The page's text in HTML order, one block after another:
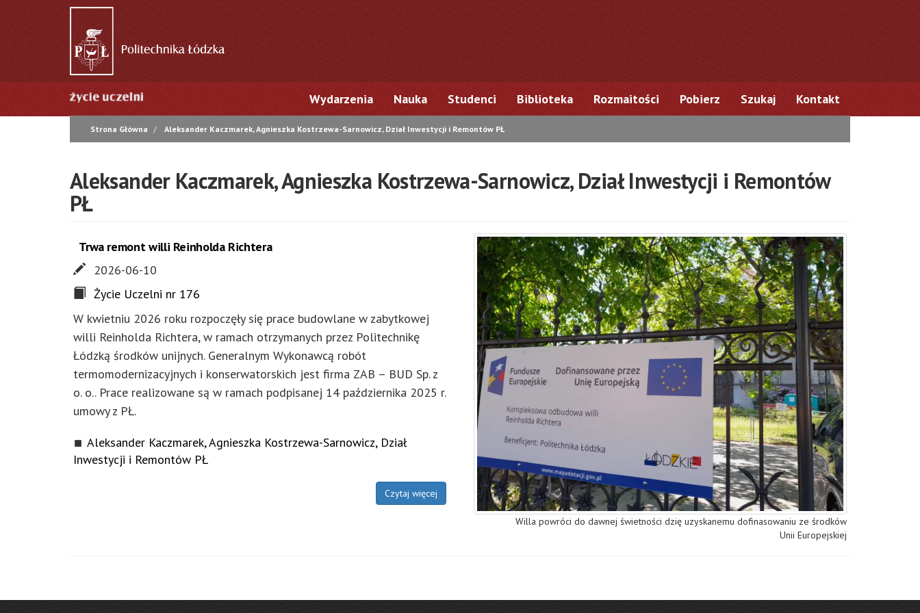
Główna
nawigacja
Wydarzenia Nauka Studenci Biblioteka Rozmaitości Pobierz Szukaj Kontakt
Strona Główna Aleksander Kaczmarek, Agnieszka Kostrzewa-Sarnowicz, Dział Inwestycji i Remontów PŁ
Aleksander Kaczmarek, Agnieszka Kostrzewa-Sarnowicz, Dział Inwestycji i Remontów
PŁ
Trwa remont willi Reinholda Richtera
2026-06-10
Życie Uczelni nr 176
Willa powróci do dawnej świetności dzię uzyskanemu dofinasowaniu ze środków
Unii Europejskiej
W kwietniu 2026 roku rozpoczęły się prace budowlane w zabytkowej
willi Reinholda Richtera, w ramach otrzymanych przez Politechnikę
Łódzką środków unijnych. Generalnym Wykonawcą robót
termomodernizacyjnych i konserwatorskich jest firma ZAB – BUD Sp. z
o. o.. Prace realizowane są w ramach podpisanej 14 października 2025 r.
umowy z PŁ.
Aleksander Kaczmarek, Agnieszka Kostrzewa-Sarnowicz, Dział
Inwestycji i Remontów PŁ
Czytaj więcej